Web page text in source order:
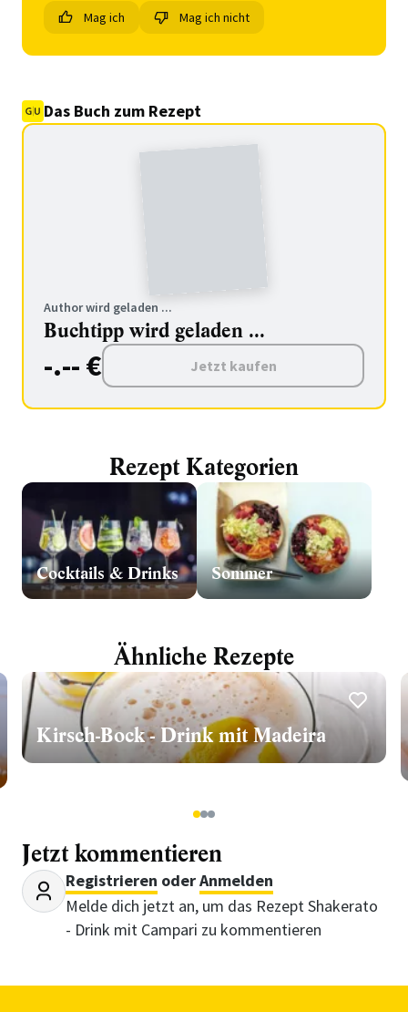
Mag ich Mag ich nicht
Das Buch zum Rezept
Author wird geladen ...
Buchtipp wird geladen ...
-.-- € Jetzt kaufen
Rezept Kategorien
Cocktails & Drinks Sommer
Ähnliche Rezepte
Kirsch-Bock - Drink mit Madeira
123
Jetzt kommentieren
Registrieren oderAnmelden
Melde dich jetzt an, um das Rezept Shakerato
- Drink mit Campari zu kommentieren